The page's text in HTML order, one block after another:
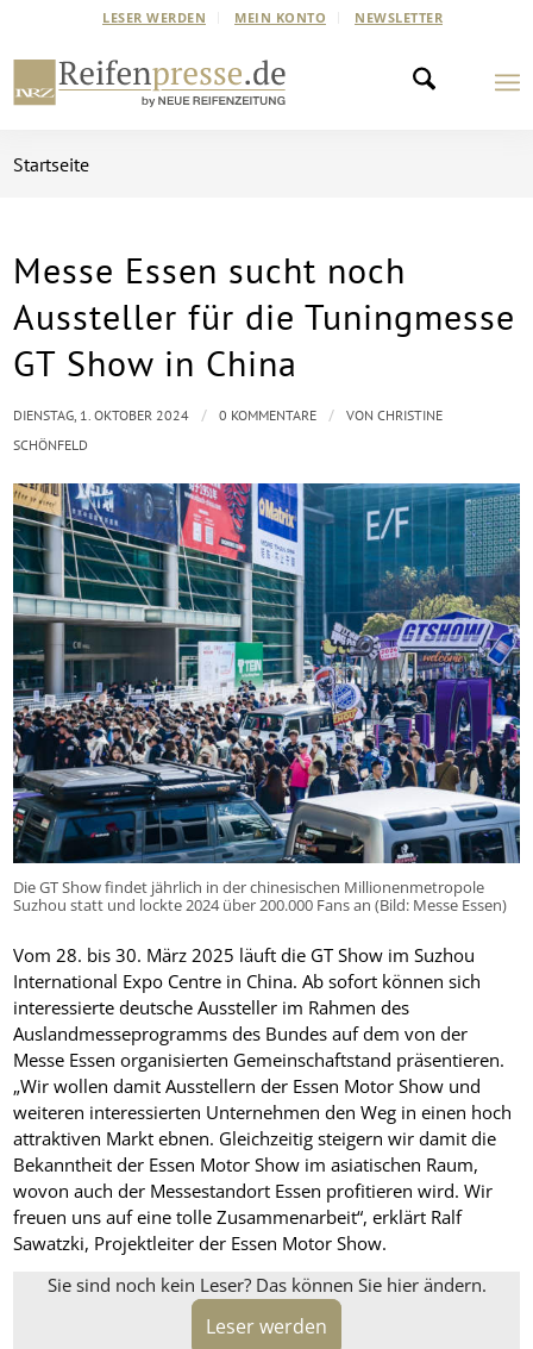
LESER WERDEN MEIN KONTO NEWSLETTER
Startseite
Messe Essen sucht noch
Aussteller für die Tuningmesse
GT Show in China
Die GT Show findet jährlich in der chinesischen Millionenmetropole
Suzhou statt und lockte 2024 über 200.000 Fans an (Bild: Messe Essen)
Vom 28. bis 30. März 2025 läuft die GT Show im Suzhou
International Expo Centre in China. Ab sofort können sich
interessierte deutsche Aussteller im Rahmen des
Auslandmesseprogramms des Bundes auf dem von der
Messe Essen organisierten Gemeinschaftstand präsentieren.
„Wir wollen damit Ausstellern der Essen Motor Show und
weiteren interessierten Unternehmen den Weg in einen hoch
attraktiven Markt ebnen. Gleichzeitig steigern wir damit die
Bekanntheit der Essen Motor Show im asiatischen Raum,
wovon auch der Messestandort Essen profitieren wird. Wir
freuen uns auf eine tolle Zusammenarbeit“, erklärt Ralf
Sawatzki, Projektleiter der Essen Motor Show.
Sie sind noch kein Leser? Das können Sie hier ändern.
Leser werden
DIENSTAG, 1. OKTOBER 2024 / 0 KOMMENTARE / VONCHRISTINE
SCHÖNFELD